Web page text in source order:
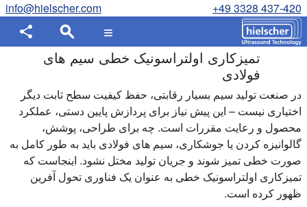
+49 3328 437-420
info@hielscher.com
تمیزکاری اولتراسونیک خطی سیم های
فولادی
در صنعت تولید سیم بسیار رقابتی، حفظ کیفیت سطح ثابت دیگر
اختیاری نیست – این پیش نیاز برای پردازش پایین دستی، عملکرد
محصول و رعایت مقررات است. چه برای طراحی، پوشش،
گالوانیزه کردن یا جوشکاری، سیم های فولادی باید به طور کامل به
صورت خطی تمیز شوند و جریان تولید مختل نشود. اینجاست که
تمیزکاری اولتراسونیک خطی به عنوان یک فناوری تحول آفرین
ظهور کرده است.